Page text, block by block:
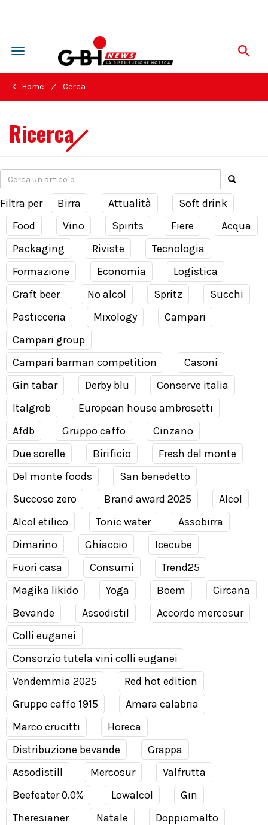
Toggle
navigation
< Home / Cerca
Ricerca
Filtra per Birra Attualità
Soft drink
Food
Vino Spirits Fiere
Acqua
Packaging
Riviste
Tecnologia
Formazione
Economia
Logistica
Craft beer
No alcol Spritz
Succhi
Pasticceria
Mixology
Campari
Campari group
Campari barman competition
Casoni
Gin tabar
Derby blu
Conserve italia
Italgrob
European house ambrosetti
Afdb
Gruppo caffo
Cinzano
Due sorelle
Birificio
Fresh del monte
Del monte foods
San benedetto
Succoso zero
Brand award 2025
Alcol
Alcol etilico
Tonic water
Assobirra
Dimarino
Ghiaccio
Icecube
Fuori casa
Consumi
Trend25
Magika likido
Yoga Boem
Circana
Bevande
Assodistil
Accordo mercosur
Colli euganei
Consorzio tutela vini colli euganei
Vendemmia 2025
Red hot edition
Gruppo caffo 1915
Amara calabria
Marco crucitti
Horeca
Distribuzione bevande
Grappa
Assodistill
Mercosur
Valfrutta
Beefeater 0.0%
Lowalcol
Gin
Theresianer
Natale
Doppiomalto